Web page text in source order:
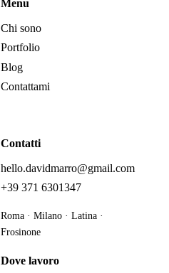
Menu
Chi sono
Portfolio
Blog
Contattami
Contatti
hello.davidmarro@gmail.com
+39 371 6301347
Roma · Milano · Latina ·
Frosinone
Dove lavoro